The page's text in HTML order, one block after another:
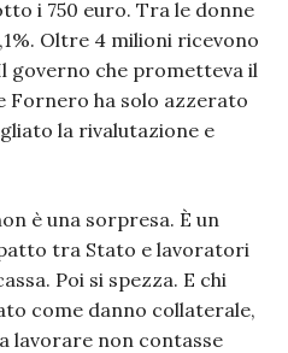
i 750 euro. Tra le donne
Oltre 4 milioni ricevono
governo che prometteva il
Fornero ha solo azzerato
la rivalutazione e
è una sorpresa. È un
tra Stato e lavoratori
Poi si spezza. E chi
come danno collaterale,
lavorare non contasse